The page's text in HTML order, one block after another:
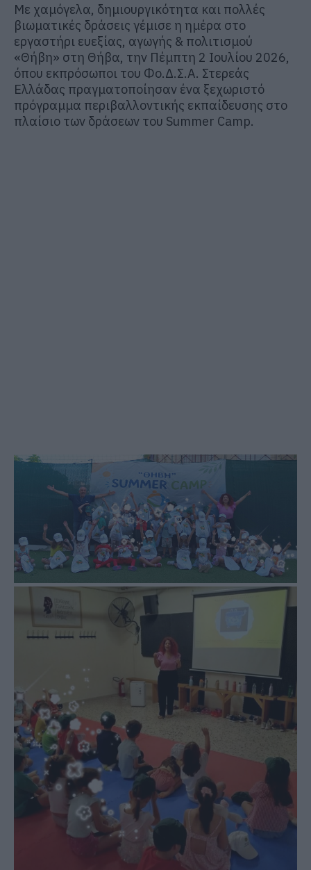
Με χαμόγελα, δημιουργικότητα και πολλές
βιωματικές δράσεις γέμισε η ημέρα στο
εργαστήρι ευεξίας, αγωγής & πολιτισμού
«Θήβη» στη Θήβα, την Πέμπτη 2 Ιουλίου 2026,
όπου εκπρόσωποι του Φο.Δ.Σ.Α. Στερεάς
Ελλάδας πραγματοποίησαν ένα ξεχωριστό
πρόγραμμα περιβαλλοντικής εκπαίδευσης στο
πλαίσιο των δράσεων του Summer Camp.